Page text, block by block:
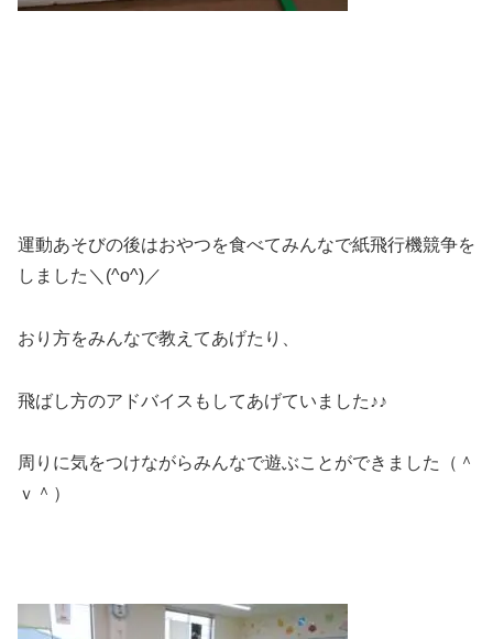
運動あそびの後はおやつを食べてみんなで紙飛行機競争を
しました＼(^o^)／
おり方をみんなで教えてあげたり、
飛ばし方のアドバイスもしてあげていました♪♪
周りに気をつけながらみんなで遊ぶことができました（＾
ｖ＾）